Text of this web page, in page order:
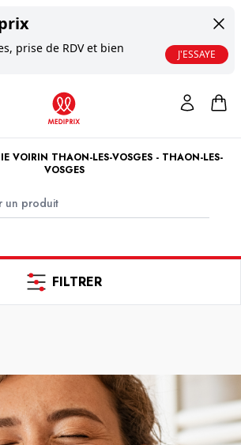
prise de RDV et bien
J'ESSAYE
VOIRIN THAON-LES-VOSGES - THAON-LES-
VOSGES
FILTRER